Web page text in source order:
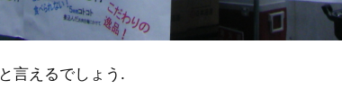
言えるでしょう.